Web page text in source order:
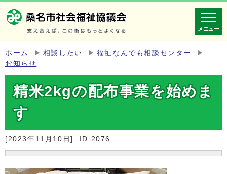
メニュー
ホーム 相談したい
福祉なんでも相談センター
お知らせ
精米2kgの配布事業を始めま
す
[2023年11月10日] ID:2076